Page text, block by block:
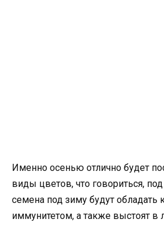
Именно осенью отлично будет
виды цветов, что говориться,
семена под зиму будут обладать
иммунитетом, а также выстоят в